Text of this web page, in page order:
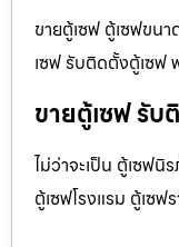
ขายตู้เซฟ ตู้เซฟขน
เซฟ รับติดตั้งตู้เซฟ
ขายตู้เซฟ รับ
ไม่ว่าจะเป็น ตู้เซฟ
ตู้เซฟโรงแรม ตู้เซ